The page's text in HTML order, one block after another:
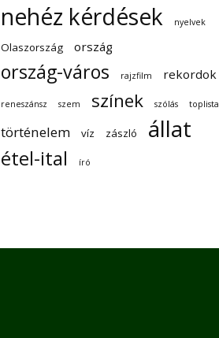
nehéz kérdések nyelvek
Olaszország ország
ország-város rajzfilm rekordok
reneszánsz szem színek szólás toplista
történelem víz zászló állat
étel-ital író